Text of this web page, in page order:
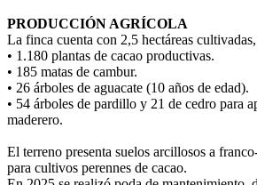
PRODUCCIÓN AGRÍCOLA
La finca cuenta con 2,5 hectáreas
• 1.180 plantas de cacao productivas.
• 185 matas de cambur.
• 26 árboles de aguacate (10 años de edad).
• 54 árboles de pardillo y 21 de cedro para
maderero.
El terreno presenta suelos arcillosos a
para cultivos perennes de cacao.